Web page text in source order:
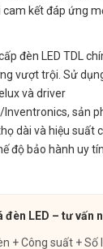
cam kết đáp ứng
đèn LED TDL
vượt trội. Sử
và driver
Inventronics, sản
dài và hiệu suất
độ bảo hành uy
đèn LED – tư vấn
+ Công suất +